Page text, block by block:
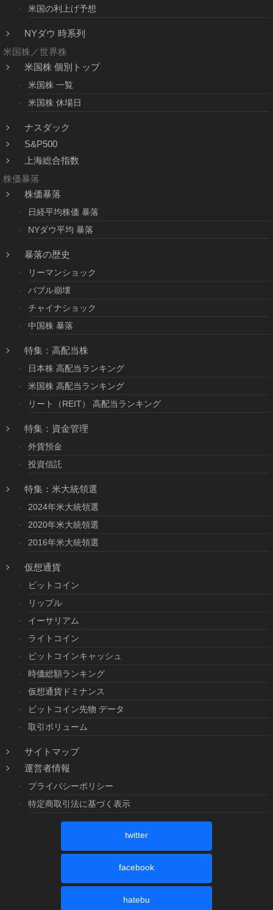
米国の利上げ予想
NYダウ 時系列
米国株／世界株
米国株 個別トップ
米国株 一覧
米国株 休場日
ナスダック
S&P500
上海総合指数
株価暴落
株価暴落
日経平均株価 暴落
NYダウ平均 暴落
暴落の歴史
リーマンショック
バブル崩壊
チャイナショック
中国株 暴落
特集：高配当株
日本株 高配当ランキング
米国株 高配当ランキング
リート（REIT） 高配当ランキング
特集：資金管理
外貨預金
投資信託
特集：米大統領選
2024年米大統領選
2020年米大統領選
2016年米大統領選
仮想通貨
ビットコイン
リップル
イーサリアム
ライトコイン
ビットコインキャッシュ
時価総額ランキング
仮想通貨ドミナンス
ビットコイン先物 データ
取引ボリューム
サイトマップ
運営者情報
プライバシーポリシー
特定商取引法に基づく表示
twitter
facebook
hatebu